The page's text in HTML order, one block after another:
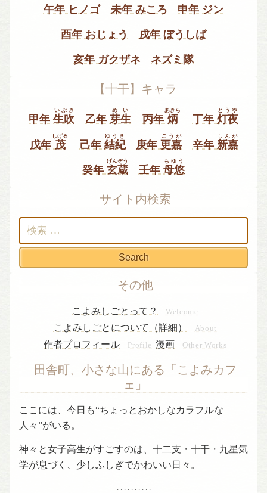
午年 ヒノゴ 未年 みころ 申年 ジン
酉年 おじょう 戌年 ぼうしば
亥年 ガクザネ ネズミ隊
【十干】キャラ
甲年生吹
いぶき
乙年 芽生
めい
丙年 炳
あきら
丁年 灯夜
とうや
戊年 茂
しげる
己年 結紀
ゆうき
庚年更嘉
こうが
辛年 新嘉
しんが
癸年玄蔵
げんぞう
壬年 母悠
もゆう
サイト内検索
索:
その他
こよみしごとって？ Welcome
こよみしごとについて（詳細） About
作者プロフィール Profile 漫画 Other Works
田舎町、小さな山にある「こよみカフ
ェ」
ここには、今日も“ちょっとおかしなカラフルな
人々”がいる。
神々と女子高生がすごすのは、十二支・十干・九星気
学が息づく、少しふしぎでかわいい日々。
. . . . . . . . . .